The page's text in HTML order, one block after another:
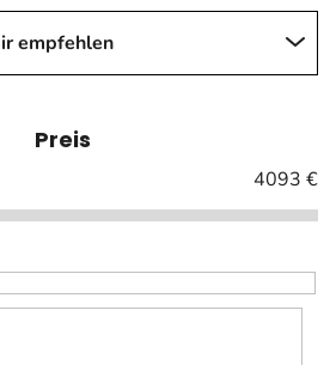
empfehlen
Preis
4093 €